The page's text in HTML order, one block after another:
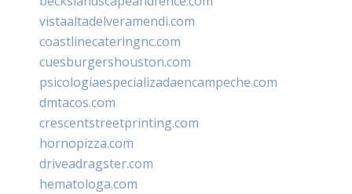
vistaaltadelveramendi.com
coastlinecateringnc.com
cuesburgershouston.com
psicologiaespecializadaencampeche.com
dmtacos.com
crescentstreetprinting.com
hornopizza.com
driveadragster.com
hematologa.com